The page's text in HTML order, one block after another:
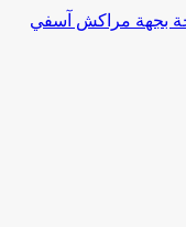
بجهة مراكش آسفي